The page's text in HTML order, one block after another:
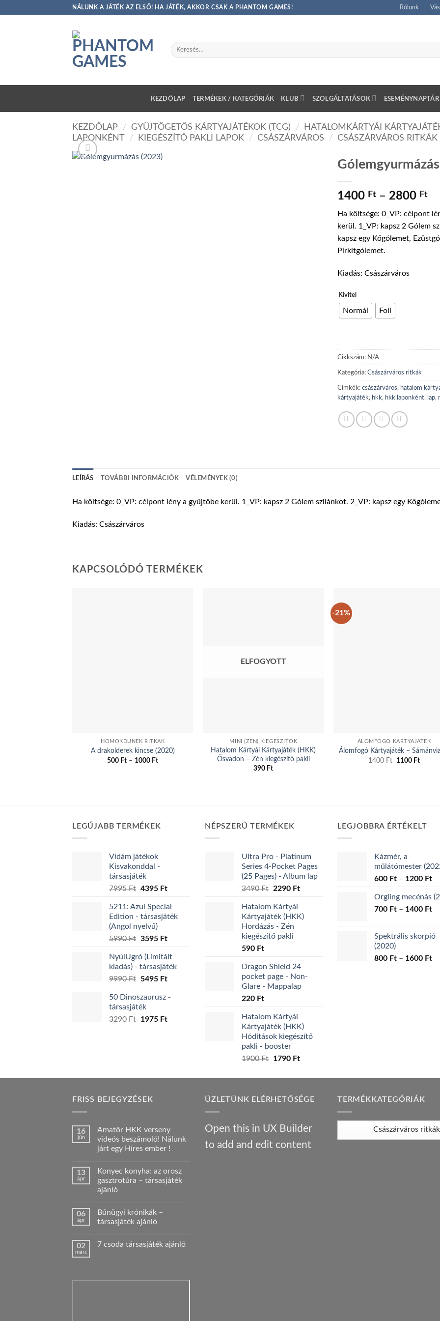
NÁLUNK A JÁTÉK AZ ELSŐ! HA JÁTÉK, AKKOR CSAK A PHANTOM GAMES! Rólunk
Keresés
a
KEZDŐLAP TERMÉKEK / KATEGÓRIÁK KLUB SZOLGÁLTATÁSOK ESEMÉNYNAPTÁR
KEZDŐLAP / GYŰJTÖGETŐS KÁRTYAJÁTÉKOK (TCG) / HATALOMKÁRTYÁI
LAPONKÉNT / KIEGÉSZÍTŐ PAKLI LAPOK / CSÁSZÁRVÁROS / CSÁSZÁRVÁROS RITKÁK
1400 Ft – 2800 Ft
-
Ha költsége: 0_VP: célpont
kerül. 1_VP: kapsz 2 Gólem
kapsz egy Kőgólemet,
Pirkitgólemet.
Kiadás: Császárváros
Kivitel
Normál Foil
Cikkszám: N/A
Kategória: Császárváros ritkák
Címkék: császárváros, hatalom
kártyajáték, hkk, hkk laponként, lap,
LEÍRÁS TOVÁBBI INFORMÁCIÓK VÉLEMÉNYEK (0)
Ha költsége: 0_VP: célpont lény a gyűjtőbe kerül. 1_VP: kapsz 2 Gólem szilánkot. 2_VP: kapsz egy
Kiadás: Császárváros
KAPCSOLÓDÓ TERMÉKEK
HOMOKDŰNÉK RITKÁK
A drakolderek kincse (2020)
500 Ft – 1000 FtÁrtartomány:
van.
a
termékoldalon
ki
ELFOGYOTT
MINI (ZÉN) KIEGÉSZÍTŐK
Hatalom Kártyái Kártyajáték (HKK)
Ősvadon – Zén kiegészítő pakli
390 Ft
-21%
ÁLOMFOGÓ KÁRTYAJÁTÉK
Álomfogó Kártyajáték –
1400Ft
Original
1100 FtCurrent
LEGÚJABB TERMÉKEK
Vidám játékok
Kisvakonddal -
társasjáték
7995Ft Original
was:
7995 Ft.
4395 FtCurrent
is:
4395 Ft.
5211: Azul Special
Edition - társasjáték
(Angol nyelvű)
5990Ft Original
was:
5990 Ft.
3595 FtCurrent
is:
3595 Ft.
NyúlUgró (Limitált
kiadás) - társasjáték
9990Ft
Original
was:
9990 Ft.
5495 FtCurrent
is:
50 Dinoszaurusz -
társasjáték
3290Ft
Original
1975 FtCurrent
NÉPSZERŰ TERMÉKEK
Ultra Pro - Platinum
Series 4-Pocket Pages
(25 Pages) - Album lap
3490Ft
Original
was:
3490 Ft.
2290 FtCurrent
2290 Ft.
Hatalom Kártyái
Kártyajáték (HKK)
Hordázás - Zén
kiegészítő pakli
590 Ft
Dragon Shield 24
pocket page - Non-
Glare - Mappalap
220 Ft
Hatalom Kártyái
Kártyajáték (HKK)
Hódítások kiegészítő
pakli - booster
1900Ft
Original
was:
1790 FtCurrent
is:
LEGJOBBRA ÉRTÉKELT
Kázmér, a
műlátómester
600 Ft – 1200 Ft
-
Orgling mecénás
700 Ft – 1400 Ft
Spektrális skorpió
(2020)
800 Ft – 1600 Ft
FRISS BEJEGYZÉSEK
16
jún
Amatőr HKK verseny
videós beszámoló! Nálunk
járt egy Híres ember !
a(z)
Amatőr
HKK
verseny
Nálunk
járt
egy
bejegyzéshez
13
ápr
Konyec konyha: az orosz
gasztrotúra – társasjáték
ajánló
a(z)
Konyec
konyha:
gasztrotúra
06
ápr
Bűnügyi krónikák –
társasjáték ajánló
a(z)
02
márc
7 csoda társasjáték ajánló
csoda
ÜZLETÜNK ELÉRHETŐSÉGE
Open this in UX Builder
to add and edit content
TERMÉKKATEGÓRIÁK